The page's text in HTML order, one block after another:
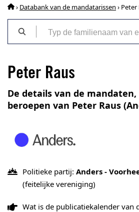
› Databank van de mandatarissen › Peter
Peter Raus
De details van de
beroepen van Peter Raus
Politieke partij: Anders -
(feitelijke vereniging)
Wat is de publicatiekalender van